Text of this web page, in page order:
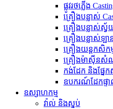
ផ្លូវរថភ្លើង
គ្រឿងបន្លាស់
គ្រឿងបន្លាស់ស្វ័យ
គ្រឿងបន្លាស់ឡ
គ្រឿងយន្តកសិកម្
គ្រឿងម៉ាស៊ីន
កង់​ដែក និង​ផ្នែ
ឧបករណ៍ដែកផ្ទា
ឧស្សាហកម្ម
វ៉ាល់ និងស្នប់